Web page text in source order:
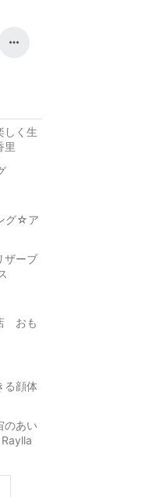
しく生
里
グ☆ア
ーブ
おも
る顔体
のあい